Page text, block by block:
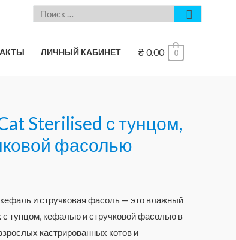
ЛИЧНЫЙ КАБИНЕТ ₴ 0.00 0
Sterilised с тунцом,
фасолью
и стручковая фасоль — это влажный
тунцом, кефалью и стручковой фасолью в
кастрированных котов и